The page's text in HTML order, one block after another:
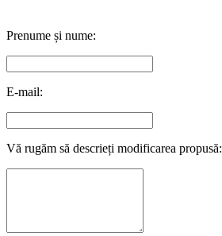
Prenume și nume:
E-mail:
Vă rugăm să descrieți modificarea propusă: